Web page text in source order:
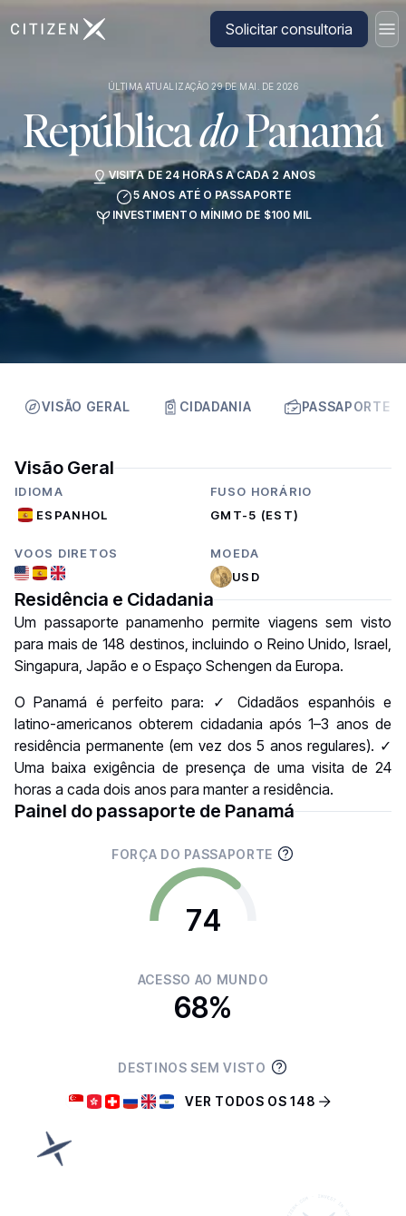
Ir para a página inicial da CitizenX Solicitar consultoria
ÚLTIMA ATUALIZAÇÃO 29 DE MAI. DE 2026
RepúblicadoPanamá
VISITA DE 24 HORAS A CADA 2 ANOS
5 ANOS ATÉ O PASSAPORTE
INVESTIMENTO MÍNIMO DE $100 MIL
VISÃO GERAL CIDADANIA PASSAPORTE
Visão Geral
IDIOMA
ESPANHOL
FUSO HORÁRIO
GMT-5 (EST)
VOOS DIRETOS
MOEDA
USD
Residência e Cidadania
Um passaporte panamenho permite viagens sem visto
para mais de 148 destinos, incluindo o Reino Unido, Israel,
Singapura, Japão e o Espaço Schengen da Europa.
O Panamá é perfeito para: ✓ Cidadãos espanhóis e
latino-americanos obterem cidadania após 1–3 anos de
residência permanente (em vez dos 5 anos regulares). ✓
Uma baixa exigência de presença de uma visita de 24
horas a cada dois anos para manter a residência.
Painel do passaporte de Panamá
FORÇA DO PASSAPORTE
74
ACESSO AO MUNDO
68%
DESTINOS SEM VISTO
VER TODOS OS 148